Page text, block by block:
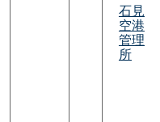
石見
空港
管理
所